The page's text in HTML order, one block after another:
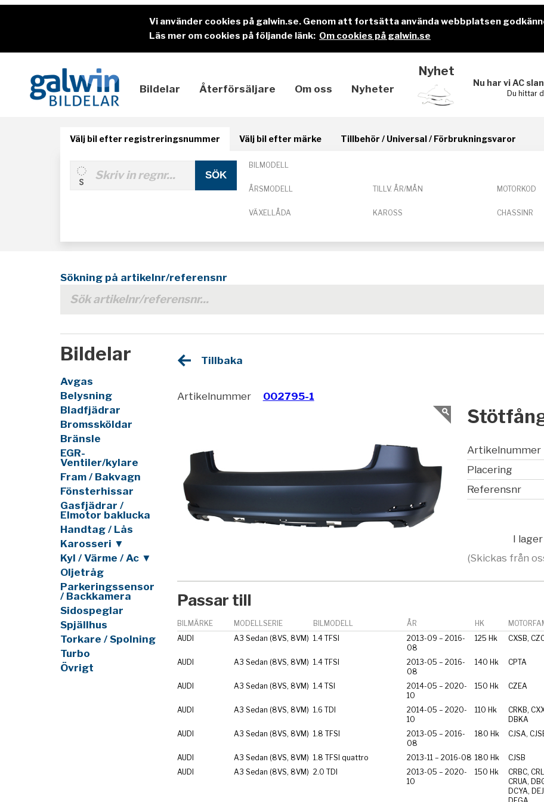
Vi använder cookies på galwin.se. Genom att fortsätta använda webbplatsen
Läs mer om cookies på följande länk: Om cookies på galwin.se
Bildelar Återförsäljare Om oss Nyheter
Nyhet
Nu har vi AC
Du hittar
Välj bil efter registreringsnummer Välj bil efter märke Tillbehör / Universal / Förbrukningsvaror
BILMODELL
ÅRSMODELL TILLV. ÅR/MÅN MOTORKOD
VÄXELLÅDA KAROSS CHASSINR
Sökning på artikelnr/referensnr
Bildelar
Avgas
Belysning
Bladfjädrar
Bromssköldar
Bränsle
EGR-
Ventiler/kylare
Fram / Bakvagn
Fönsterhissar
Gasfjädrar /
Elmotor baklucka
Handtag / Lås
Karosseri ▼
Kyl / Värme / Ac ▼
Oljetråg
Parkeringssensor
/ Backkamera
Sidospeglar
Spjällhus
Torkare / Spolning
Turbo
Övrigt
Tillbaka
Artikelnummer 002795-1
Artikelnummer
Placering
Referensnr
I
(Skickas från
Passar till
BILMÄRKE MODELLSERIE BILMODELL ÅR HK
AUDI
A3 Sedan (8VS, 8VM) 1.4 TFSI
2013-09 – 2016-
08
125 Hk CXSB,
AUDI A3 Sedan (8VS, 8VM) 1.4 TFSI
2013-05 – 2016-
08
140 Hk CPTA
AUDI A3 Sedan (8VS, 8VM) 1.4 TSI
2014-05 – 2020-
10
150 Hk CZEA
AUDI A3 Sedan (8VS, 8VM) 1.6 TDI
2014-05 – 2020-
10
110 Hk
CRKB,
DBKA
AUDI A3 Sedan (8VS, 8VM) 1.8 TFSI
2013-05 – 2016-
08
180 Hk CJSA,
AUDI A3 Sedan (8VS, 8VM) 1.8 TFSI quattro 2013-11 – 2016-08 180 Hk CJSB
AUDI
A3 Sedan (8VS, 8VM) 2.0 TDI
2013-05 – 2020-
10
150 Hk
CRBC,
CRUA,
DCYA,